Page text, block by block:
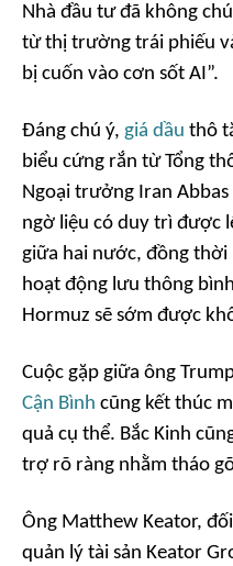
Nhà đầu tư đã không
từ thị trường trái phiếu
bị cuốn vào cơn sốt AI”.
Đáng chú ý, giá dầu thô
biểu cứng rắn từ Tổng
Ngoại trưởng Iran
ngờ liệu có duy trì được
giữa hai nước, đồng thời
hoạt động lưu thông
Hormuz sẽ sớm được
Cuộc gặp giữa ông
Cận Bình cũng kết thúc
quả cụ thể. Bắc Kinh
trợ rõ ràng nhằm tháo
Ông Matthew Keator,
quản lý tài sản Keator